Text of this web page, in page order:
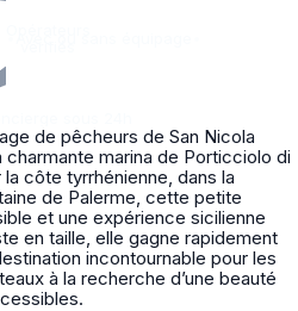
de pêcheurs de San Nicola
marina de Porticciolo di
côte tyrrhénienne, dans la
de Palerme, cette petite
et une expérience sicilienne
en taille, elle gagne rapidement
incontournable pour les
à la recherche d’une beauté